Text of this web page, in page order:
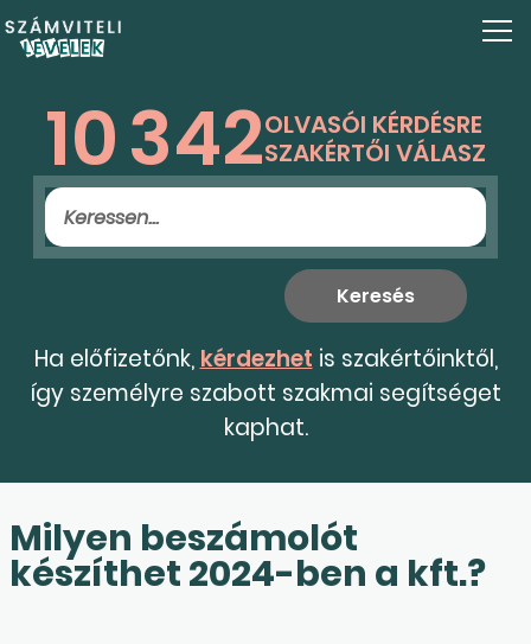
10342OLVASÓI KÉRDÉSRE
SZAKÉRTŐI VÁLASZ
Ha előfizetőnk, kérdezhet is szakértőinktől,
így személyre szabott szakmai segítséget
kaphat.
Milyen beszámolót
készíthet 2024-ben a kft.?